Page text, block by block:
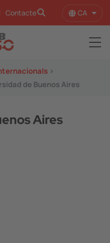
Contacte CA
>
de Buenos Aires
Aires